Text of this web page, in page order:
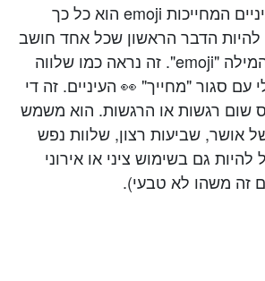
מחייך פנים עם העיניים המחייכות emoji הוא כל כך
להיות הדבר הראשון שכל אחד חושב
כשאתה שומע את המילה "emoji". זה נראה כמו שלווה
עם סגור "מחייך" 👀 העיניים. זה די
שום רגשות או הרגשות. הוא משמש
אושר, שביעות רצון, שלוות נפש
להיות גם בשימוש ציני או אירוני
זה משהו לא טבעי).